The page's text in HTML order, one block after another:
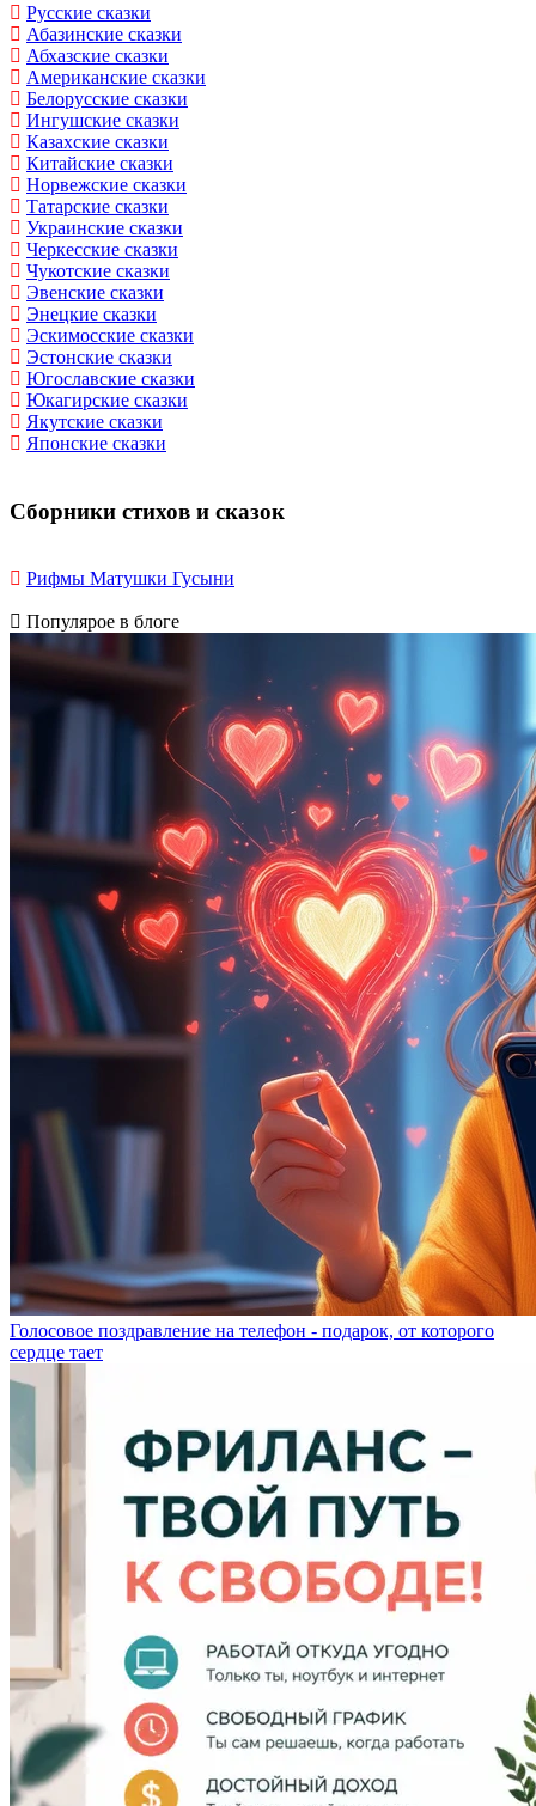
Русские сказки
Абазинские сказки
Абхазские сказки
Американские сказки
Белорусские сказки
Ингушские сказки
Казахские сказки
Китайские сказки
Норвежские сказки
Татарские сказки
Украинские сказки
Черкесские сказки
Чукотские сказки
Эвенские сказки
Энецкие сказки
Эскимосские сказки
Эстонские сказки
Югославские сказки
Юкагирские сказки
Якутские сказки
Японские сказки
Сборники стихов и сказок
Рифмы Матушки Гусыни
Популярое в блоге
Голосовое поздравление на телефон - подарок, от которого
сердце тает